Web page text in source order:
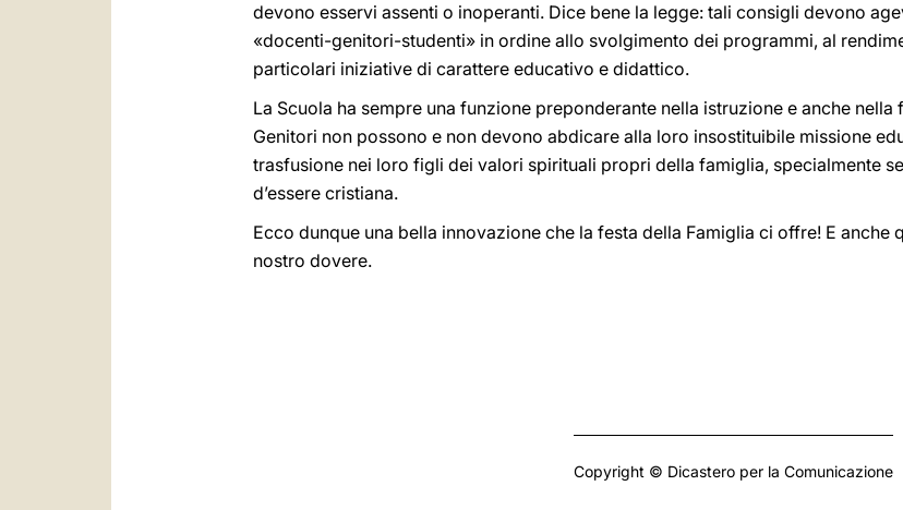
devono esservi assenti o inoperanti. Dice bene la legge: tali consigli devono
«docenti-genitori-studenti» in ordine allo svolgimento dei programmi, al
particolari iniziative di carattere educativo e didattico.
La Scuola ha sempre una funzione preponderante nella istruzione e anche
Genitori non possono e non devono abdicare alla loro insostituibile missione
trasfusione nei loro figli dei valori spirituali propri della famiglia, specialmente
d’essere cristiana.
Ecco dunque una bella innovazione che la festa della Famiglia ci offre! E anche
nostro dovere.
Copyright © Dicastero per la Comunicazione